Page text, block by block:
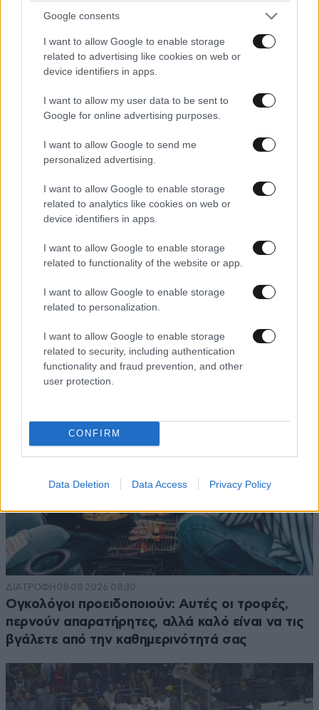
Google consents
I want to allow Google to enable storage
related to advertising like cookies on web or
device identifiers in apps.
I want to allow my user data to be sent to
Google for online advertising purposes.
I want to allow Google to send me
personalized advertising.
I want to allow Google to enable storage
related to analytics like cookies on web or
device identifiers in apps.
I want to allow Google to enable storage
related to functionality of the website or app.
I want to allow Google to enable storage
related to personalization.
I want to allow Google to enable storage
related to security, including authentication
functionality and fraud prevention, and other
user protection.
CONFIRM
Data Deletion Data Access Privacy Policy
που δεν πρόλαβε να ξεφύγει από το τσουνάμι,
ίσως ξαναγράφει την ιστορία της μινωικής
καταστροφής
LIFESTYLE 2 ω. πριν
Εριέττα Κούρκουλου – Τα 33α γενέθλια και τα
ευτυχίας δεδομένη»
ΔΙΑΤΡΟΦΗ 08·08·2026 08:30
Ογκολόγοι προειδοποιούν: Αυτές οι τροφές,
περνούν απαρατήρητες, αλλά καλό είναι να τις
βγάλετε από την καθημερινότητά σας